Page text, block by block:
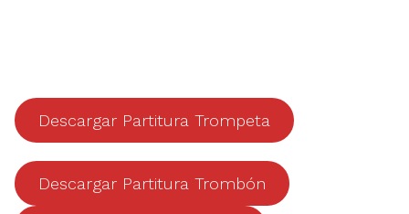
Descargar Partitura Trompeta
Descargar Partitura Trombón